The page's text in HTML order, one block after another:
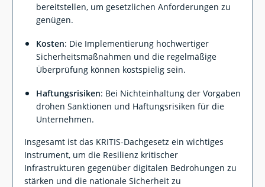
bereitstellen, um gesetzlichen Anforderungen zu
genügen.
Kosten: Die Implementierung hochwertiger
Sicherheitsmaßnahmen und die regelmäßige
Überprüfung können kostspielig sein.
Haftungsrisiken: Bei Nichteinhaltung der Vorgaben
drohen Sanktionen und Haftungsrisiken für die
Unternehmen.
Insgesamt ist das KRITIS-Dachgesetz ein wichtiges
Instrument, um die Resilienz kritischer
Infrastrukturen gegenüber digitalen Bedrohungen zu
stärken und die nationale Sicherheit zu